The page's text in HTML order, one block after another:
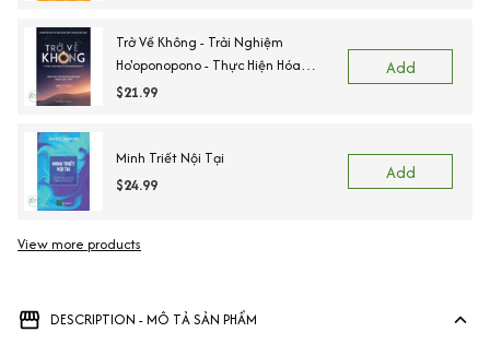
Trở Về Không - Trải Nghiệm
Ho'oponopono - Thực Hiện Hóa
Những Phép Màu Trong Cuộc Sống
$21.99
Add
Minh Triết Nội Tại
$24.99
Add
View more products
DESCRIPTION - MÔ TẢ SẢN PHẨM